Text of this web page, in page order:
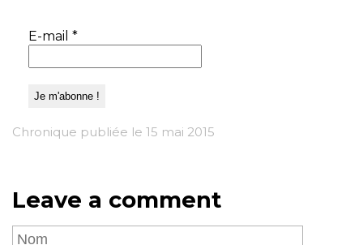
E-mail *
Chronique publiée le 15 mai 2015
Leave a comment